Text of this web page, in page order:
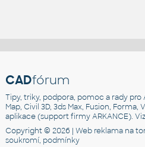
CADfórum
Tipy, triky, podpora, pomoc a rady pro
Map, Civil 3D, 3ds Max, Fusion,
aplikace (support firmy ARKANCE).
Copyright © 2026 |Web reklama na
soukromí, podmínky